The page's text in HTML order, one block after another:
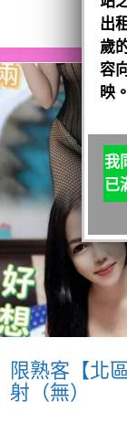
限熟客【北
射（無）
出
歲
容
映。
我
已